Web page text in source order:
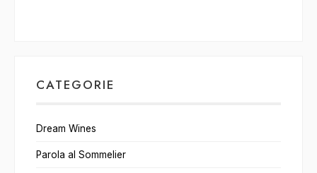
CATEGORIE
Dream Wines
Parola al Sommelier